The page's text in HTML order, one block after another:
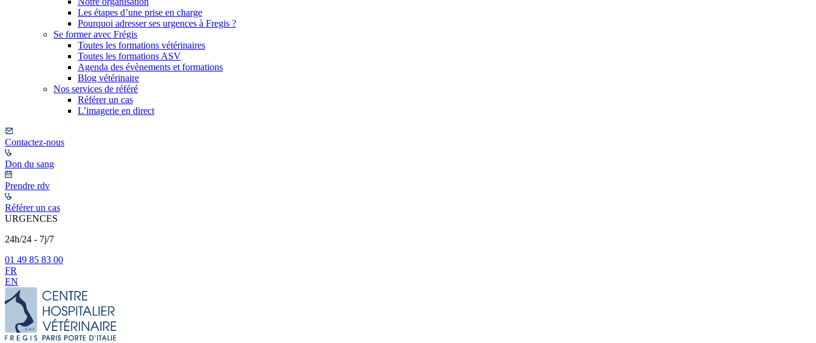
Les étapes d’une prise en charge
Pourquoi adresser ses urgences à Fregis ?
Se former avec Frégis
Toutes les formations vétérinaires
Toutes les formations ASV
Agenda des évènements et formations
Blog vétérinaire
Nos services de référé
Référer un cas
L’imagerie en direct
Contactez-nous
Don du sang
Prendre rdv
Référer un cas
URGENCES
24h/24 - 7j/7
01 49 85 83 00
FR
EN